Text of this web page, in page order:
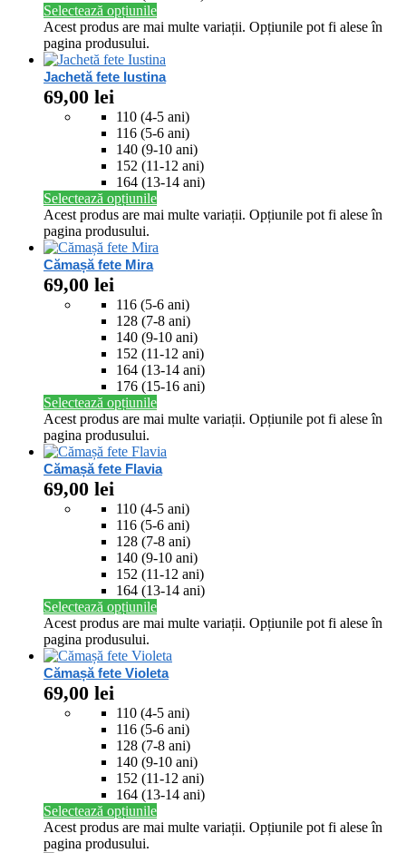
Selectează opțiunile
Acest produs are mai multe variații. Opțiunile pot fi alese în
pagina produsului.
Jachetă fete Iustina
69,00 lei
110 (4-5 ani)
116 (5-6 ani)
140 (9-10 ani)
152 (11-12 ani)
164 (13-14 ani)
Selectează opțiunile
Acest produs are mai multe variații. Opțiunile pot fi alese în
pagina produsului.
Cămașă fete Mira
69,00 lei
116 (5-6 ani)
128 (7-8 ani)
140 (9-10 ani)
152 (11-12 ani)
164 (13-14 ani)
176 (15-16 ani)
Selectează opțiunile
Acest produs are mai multe variații. Opțiunile pot fi alese în
pagina produsului.
Cămașă fete Flavia
69,00 lei
110 (4-5 ani)
116 (5-6 ani)
128 (7-8 ani)
140 (9-10 ani)
152 (11-12 ani)
164 (13-14 ani)
Selectează opțiunile
Acest produs are mai multe variații. Opțiunile pot fi alese în
pagina produsului.
Cămașă fete Violeta
69,00 lei
110 (4-5 ani)
116 (5-6 ani)
128 (7-8 ani)
140 (9-10 ani)
152 (11-12 ani)
164 (13-14 ani)
Selectează opțiunile
Acest produs are mai multe variații. Opțiunile pot fi alese în
pagina produsului.